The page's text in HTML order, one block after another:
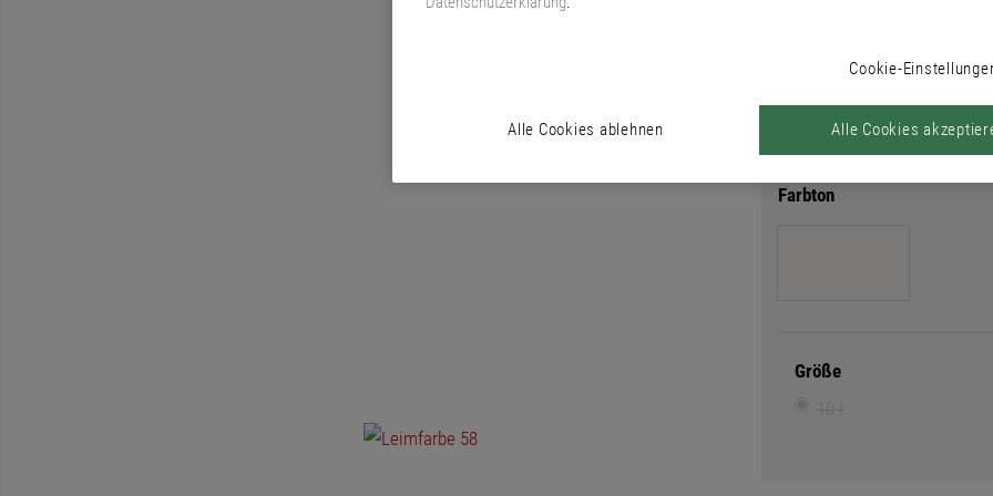
Farbton Farbtonsuche
Farbton
Größe
Cookie-
Alle Cookies ablehnen Alle Cookies